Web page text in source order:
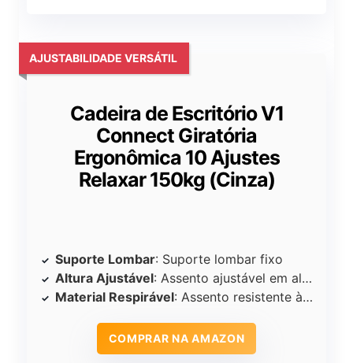
Cadeira de Escritório V1
Connect Giratória
Ergonômica 10 Ajustes
Relaxar 150kg (Cinza)
AJUSTABILIDADE VERSÁTIL
Suporte Lombar: Suporte lombar fixo
Altura Ajustável: Assento ajustável em altura (até 10cm)
Material Respirável: Assento resistente à água e ao óleo
COMPRAR NA AMAZON